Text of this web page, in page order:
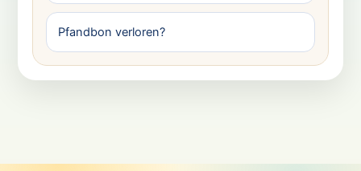
Pfandbon verloren?